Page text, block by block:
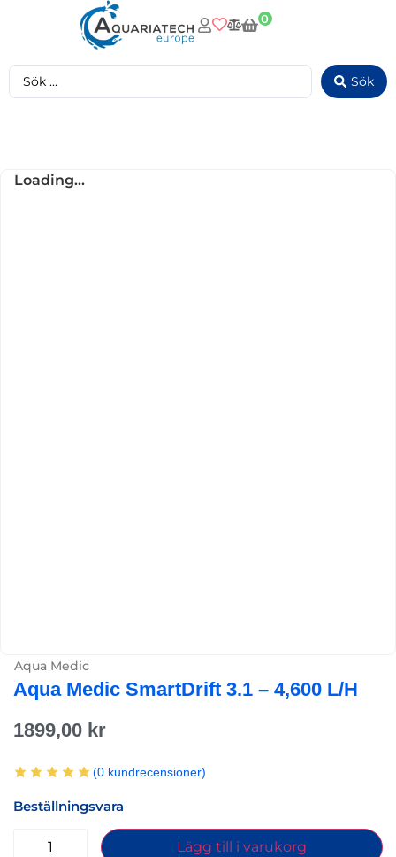
0
Sök
Loading...
Aqua Medic
Aqua Medic SmartDrift 3.1 – 4,600 L/h
1899,00 kr
(0 kundrecensioner)
Beställningsvara
Lägg till i varukorg